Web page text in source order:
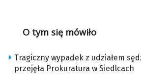
O tym się mówiło
Tragiczny wypadek z udziałem
przejęła Prokuratura w Siedlcach